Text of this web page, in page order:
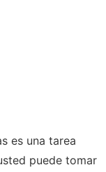
es una tarea
puede tomar